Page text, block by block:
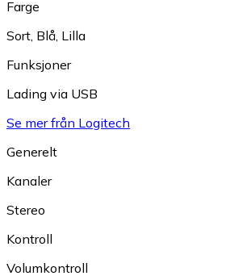
Farge
Sort Blå Lilla
Funksjoner
Lading via USB
Se mer från Logitech
Generelt
Kanaler
Stereo
Kontroll
Volumkontroll